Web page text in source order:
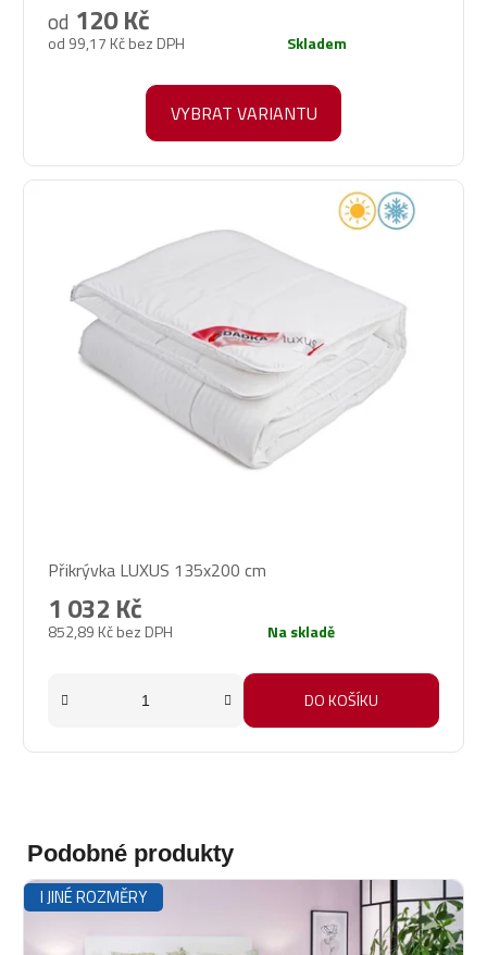
produktu
je
od 99,17 Kč bez DPH
od 120 Kč
Skladem
VYBRAT VARIANTU
hodnocení
produktu
je
Přikrývka LUXUS 135x200 cm
852,89 Kč bez DPH
1 032 Kč
Na skladě
DO KOŠÍKU
Podobné produkty
I JINÉ ROZMĚRY